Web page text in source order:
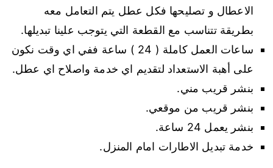
الاعطال و تصليحها فكل عطل يتم التعامل معه
بطريقة تتناسب مع القطعة التي يتوجب علينا تبديلها.
ساعات العمل كاملة ( 24 ) ساعة ففي اي وقت نكون
على أهبة الاستعداد لتقديم اي خدمة واصلاح اي عطل.
بنشر قريب مني.
بنشر قريب من موقعي.
بنشر يعمل 24 ساعة.
خدمة تبديل الاطارات امام المنزل.